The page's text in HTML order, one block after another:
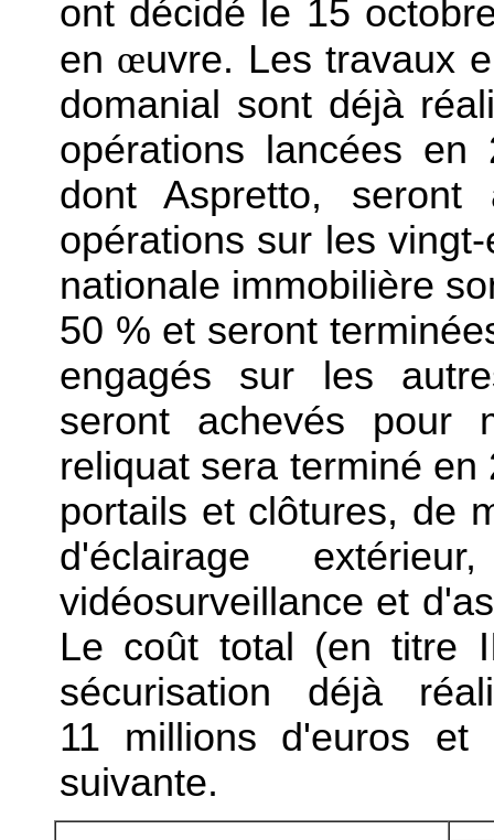
ont décidé le 15
en œuvre. Les travaux
domanial sont déjà
opérations lancées en
dont Aspretto, seront
opérations sur les
nationale immobilière
50 % et seront
engagés sur les
seront achevés
reliquat sera terminé
portails et clôtures, de
d'éclairage
vidéosurveillance et
Le coût total (en titre
sécurisation déjà
11 millions d'euros
suivante.